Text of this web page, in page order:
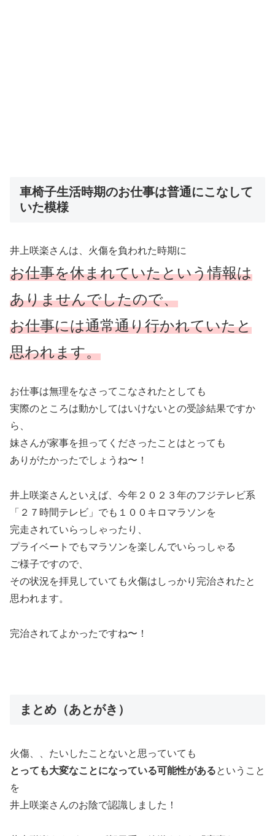
車椅子生活時期のお仕事は普通にこなして
いた模様
井上咲楽さんは、火傷を負われた時期に
お仕事を休まれていたという情報は
ありませんでしたので、
お仕事には通常通り行かれていたと
思われます。
お仕事は無理をなさってこなされたとしても
実際のところは動かしてはいけないとの受診結果ですか
ら、
妹さんが家事を担ってくださったことはとっても
ありがたかったでしょうね〜！
井上咲楽さんといえば、今年２０２３年のフジテレビ系
「２７時間テレビ」でも１００キロマラソンを
完走されていらっしゃったり、
プライベートでもマラソンを楽しんでいらっしゃる
ご様子ですので、
その状況を拝見していても火傷はしっかり完治されたと
思われます。
完治されてよかったですね〜！
まとめ（あとがき）
火傷、、たいしたことないと思っていても
とっても大変なことになっている可能性があるということ
を
井上咲楽さんのお陰で認識しました！